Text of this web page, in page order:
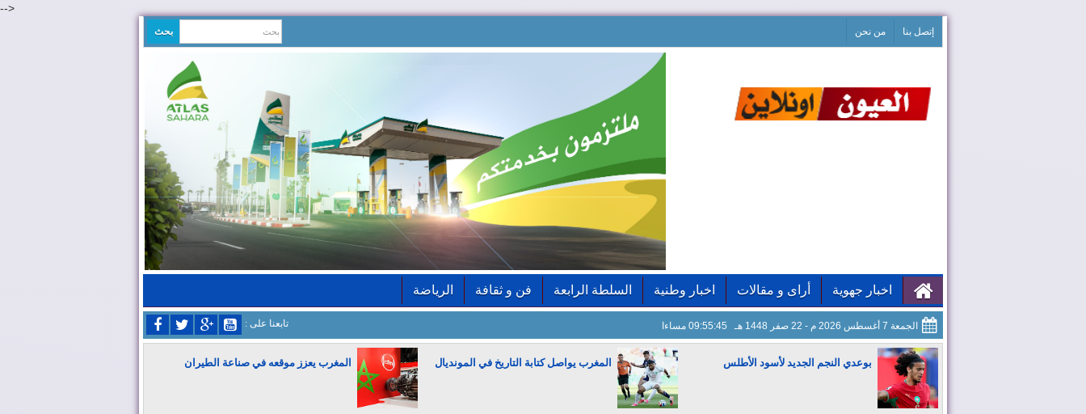
-->
إتصل بنا من نحن
اخبار جهوية أراى و مقالات اخبار وطنية السلطة الرابعة فن و ثقافة الرياضة
الجمعة 7 أغسطس 2026 م - 22 صفر 1448 هـ 09:55:46 مساءا : تابعنا على
بوعدي النجم الجديد لأسود الأطلس المغرب يواصل كتابة التاريخ في المونديال المغرب يعزز موقعه في صناعة الطيران